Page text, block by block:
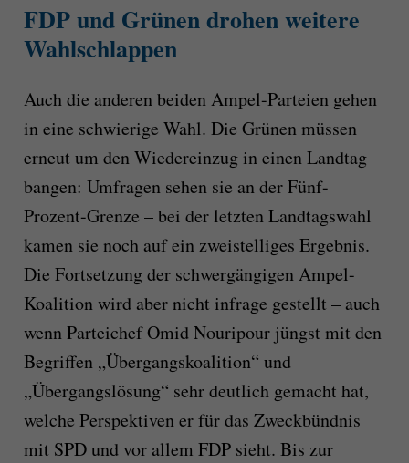
FDP und Grünen drohen weitere
Wahlschlappen
Auch die anderen beiden Ampel-Parteien gehen
in eine schwierige Wahl. Die Grünen müssen
erneut um den Wiedereinzug in einen Landtag
bangen: Umfragen sehen sie an der Fünf-
Prozent-Grenze – bei der letzten Landtagswahl
kamen sie noch auf ein zweistelliges Ergebnis.
Die Fortsetzung der schwergängigen Ampel-
Koalition wird aber nicht infrage gestellt – auch
wenn Parteichef Omid Nouripour jüngst mit den
Begriffen „Übergangskoalition“ und
„Übergangslösung“ sehr deutlich gemacht hat,
welche Perspektiven er für das Zweckbündnis
mit SPD und vor allem FDP sieht. Bis zur